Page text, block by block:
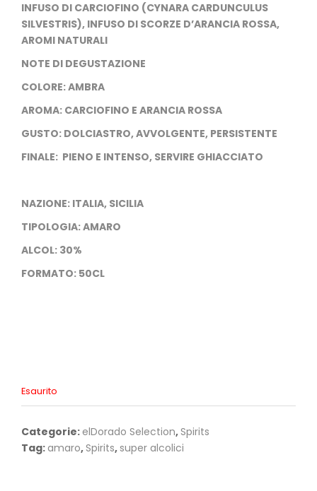
INFUSO DI CARCIOFINO (CYNARA CARDUNCULUS
SILVESTRIS), INFUSO DI SCORZE D’ARANCIA ROSSA,
AROMI NATURALI
NOTE DI DEGUSTAZIONE
COLORE: AMBRA
AROMA: CARCIOFINO E ARANCIA ROSSA
GUSTO: DOLCIASTRO, AVVOLGENTE, PERSISTENTE
FINALE: PIENO E INTENSO, SERVIRE GHIACCIATO
NAZIONE: ITALIA, SICILIA
TIPOLOGIA: AMARO
ALCOL: 30%
FORMATO: 50CL
Esaurito
Categorie: elDorado Selection,Spirits
Tag: amaro,Spirits, super alcolici